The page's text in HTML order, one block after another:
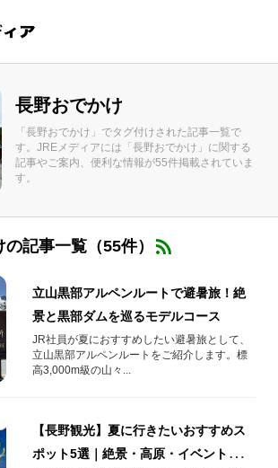
長野おでかけ
「長野おでかけ」でタグ付けされた記事一覧で
す。JREメディアには「長野おでかけ」に関する
記事やご案内、便利な情報が55件掲載されていま
す。
記事一覧（55件）
立山黒部アルペンルートで避暑旅！絶
景と黒部ダムを巡るモデルコース
JR社員が夏におすすめしたい避暑旅として、
立山黒部アルペンルートをご紹介します。標
高3,000m級の山々...
【長野観光】夏に行きたいおすすめス
ポット5選｜絶景・高原・イベント情報